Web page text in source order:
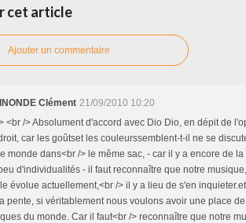
cet article
Ajouter un commentaire
Clément 21/09/2010 10:20
<br /> Absolument d'accord avec Dio Dio, en dépit de
car les goûtset les couleurssemblent-t-il ne se
monde dans<br /> le même sac, - car il y a encore de
d'individualités - il faut reconnaître que notre
évolue actuellement,<br /> il y a lieu de s'en
pente, si véritablement nous voulons avoir une place
du monde. Car il faut<br /> reconnaître que notre